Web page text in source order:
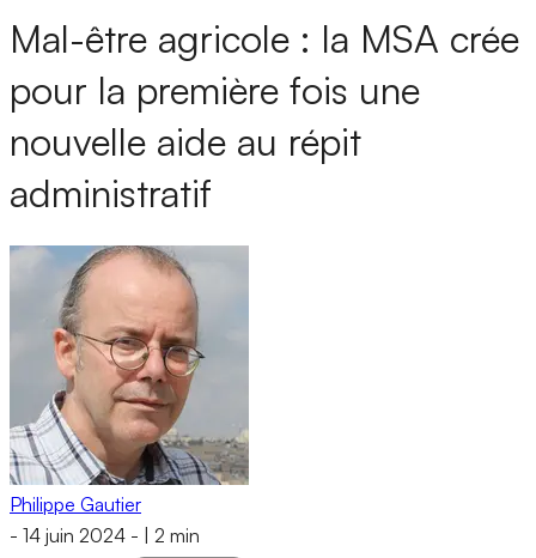
Mal-être agricole : la MSA crée
pour la première fois une
nouvelle aide au répit
administratif
Philippe Gautier
- 14 juin 2024 - 2 min